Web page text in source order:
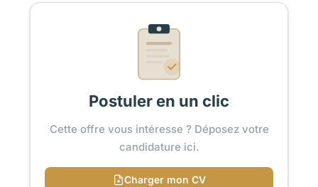
Postuler en un clic
Cette offre vous intéresse ? Déposez votre
candidature ici.
Charger mon CV